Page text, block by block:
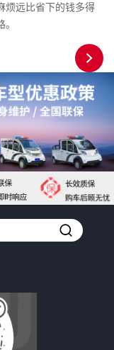
烦远比省下的钱多得